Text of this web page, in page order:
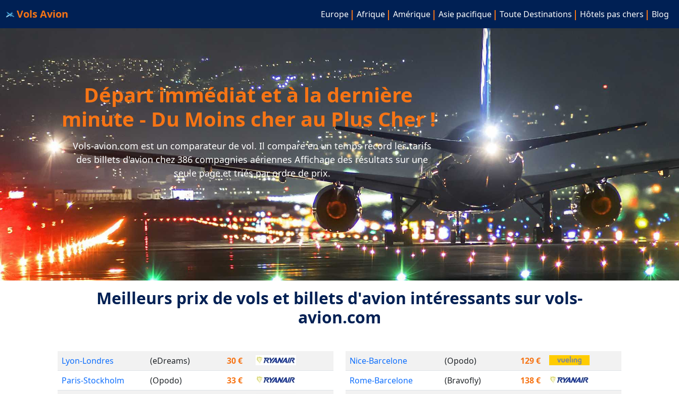
Vols Avion Europe Afrique Amérique Asie pacifique Toute Destinations Hôtels pas chers Blog
Départ immédiat et à la dernière
minute - Du Moins cher au Plus Cher !
Vols-avion.com est un comparateur de vol. Il compare en un temps record les tarifs
des billets d'avion chez 386 compagnies aériennes Affichage des résultats sur une
seule page et triés par ordre de prix.
Meilleurs prix de vols et billets d'avion intéressants sur vols-
avion.com
Lyon-Londres (eDreams)
30 €
Paris-Stockholm
(Opodo)
33 €
Nice-Barcelone (Opodo)
129 €
Rome-Barcelone
(Bravofly)
138 €